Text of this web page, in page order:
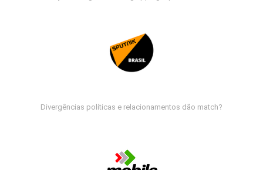
Divergências políticas e relacionamentos dão match?